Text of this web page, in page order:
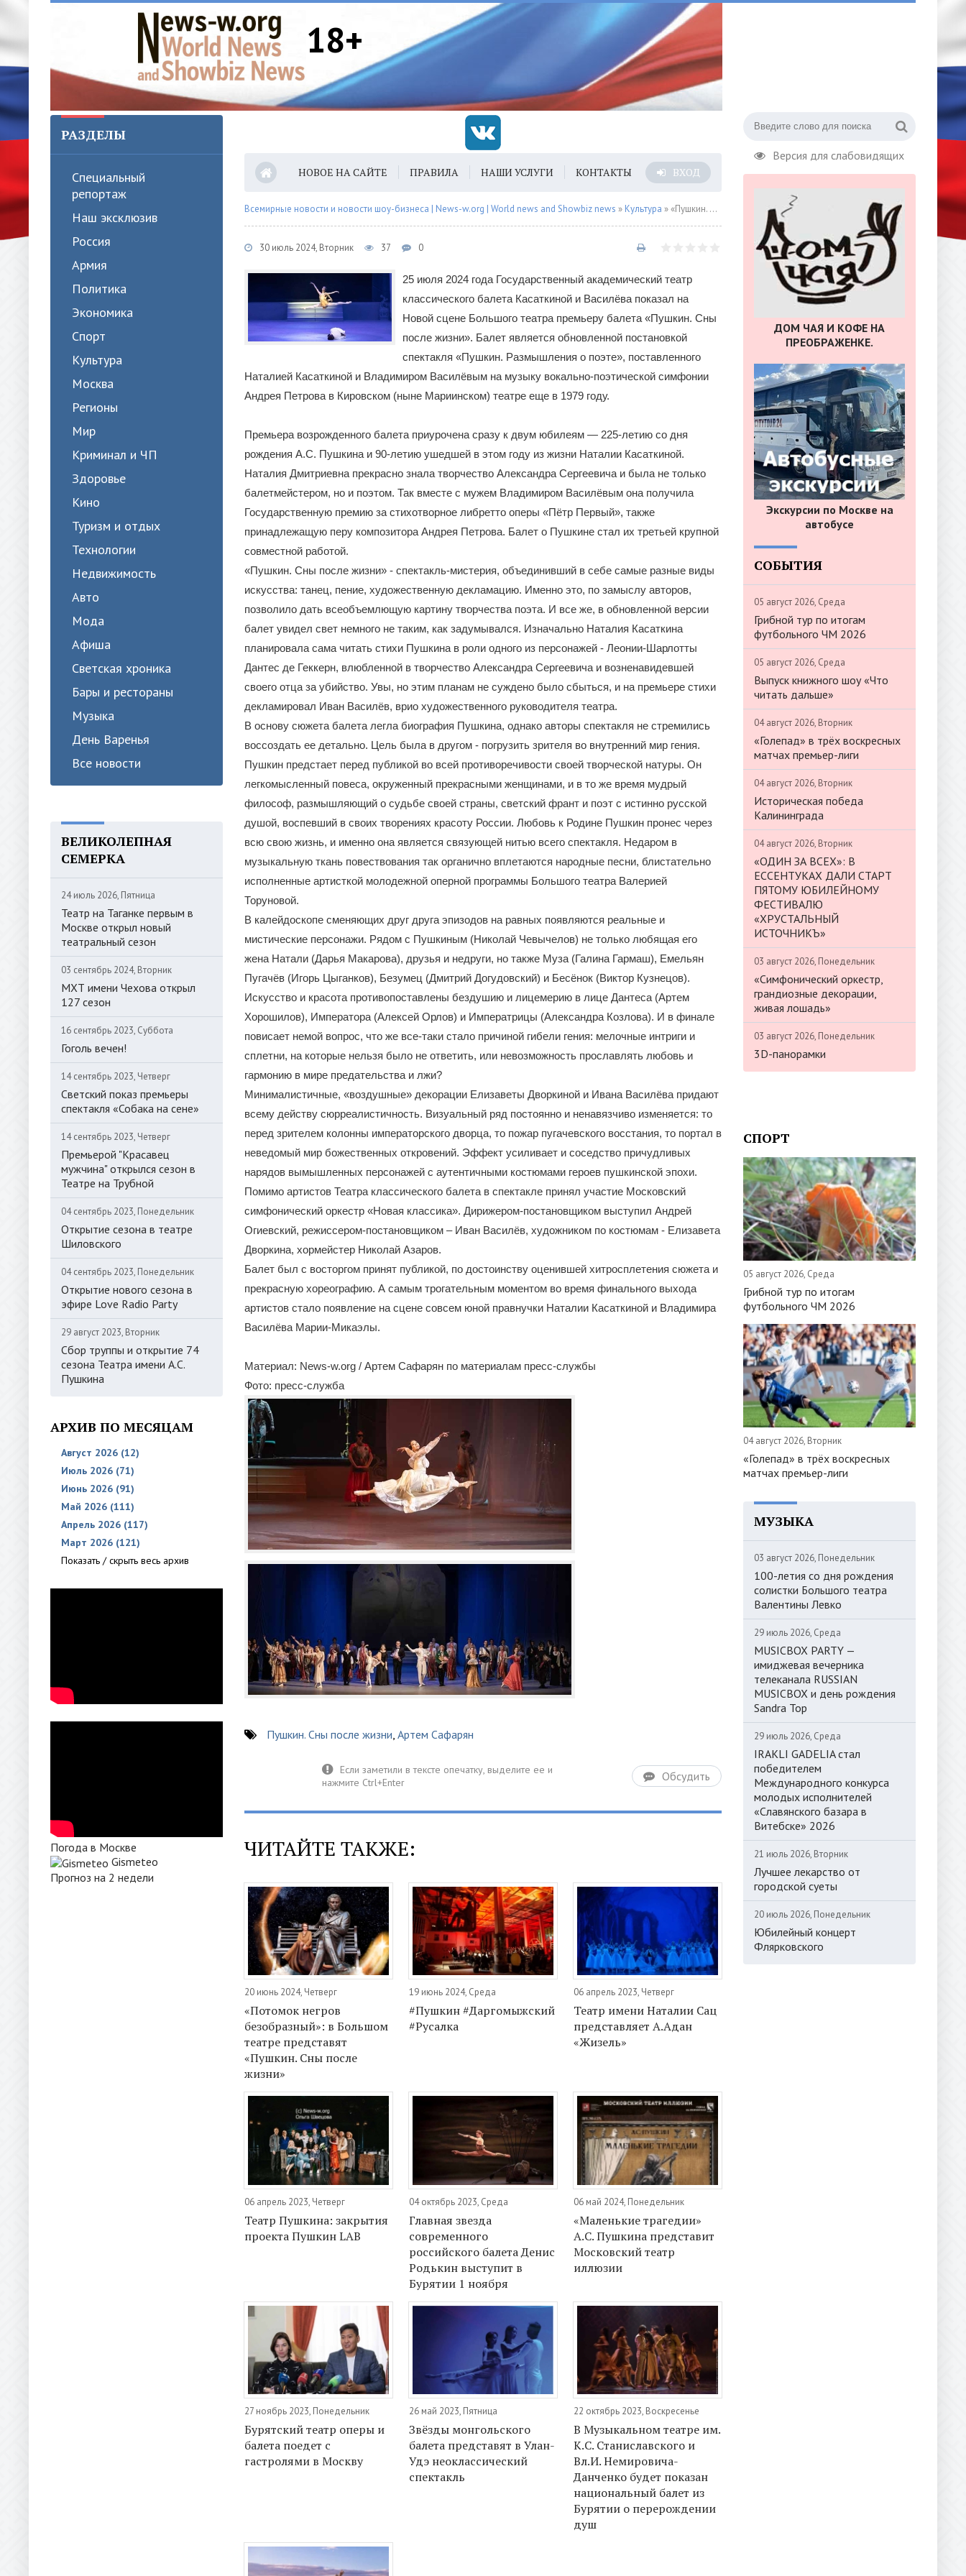
18+
Версия для слабовидящих
РАЗДЕЛЫ
Специальный
репортаж
Наш эксклюзив
Россия
Армия
Политика
Экономика
Спорт
Культура
Москва
Регионы
Мир
Криминал и ЧП
Здоровье
Кино
Туризм и отдых
Технологии
Недвижимость
Авто
Мода
Афиша
Светская хроника
Бары и рестораны
Музыка
День Варенья
Все новости
ВЕЛИКОЛЕПНАЯ
СЕМЕРКА
24 июль 2026, Пятница
Театр на Таганке первым в
Москве открыл новый
театральный сезон
03 сентябрь 2024, Вторник
МХТ имени Чехова открыл
127 сезон
16 сентябрь 2023, Суббота
Гоголь вечен!
14 сентябрь 2023, Четверг
Светский показ премьеры
спектакля «Собака на сене»
14 сентябрь 2023, Четверг
Премьерой "Красавец
мужчина" открылся сезон в
Театре на Трубной
04 сентябрь 2023, Понедельник
Открытие сезона в театре
Шиловского
04 сентябрь 2023, Понедельник
Открытие нового сезона в
эфире Love Radio Party
29 август 2023, Вторник
Сбор труппы и открытие 74
сезона Театра имени А.С.
Пушкина
АРХИВ ПО МЕСЯЦАМ
Август 2026 (12)
Июль 2026 (71)
Июнь 2026 (91)
Май 2026 (111)
Апрель 2026 (117)
Март 2026 (121)
Показать / скрыть весь архив
Погода в Москве
Gismeteo
Прогноз на 2 недели
НОВОЕ НА САЙТЕ ПРАВИЛА НАШИ УСЛУГИ КОНТАКТЫ ВХОД
Всемирные новости и новости шоу-бизнеса | News-w.org | World news and Showbiz news » Культура » «Пушкин. Сны после жизни» обрели реальность в Большом театре
30 июль 2024, Вторник 37 0
25 июля 2024 года Государственный академический театр
классического балета Касаткиной и Василёва показал на
Новой сцене Большого театра премьеру балета «Пушкин. Сны
после жизни». Балет является обновленной постановкой
спектакля «Пушкин. Размышления о поэте», поставленного
Наталией Касаткиной и Владимиром Василёвым на музыку вокально-поэтической симфонии
Андрея Петрова в Кировском (ныне Мариинском) театре еще в 1979 году.
Премьера возрожденного балета приурочена сразу к двум юбилеям — 225-летию со дня
рождения А.С. Пушкина и 90-летию ушедшей в этом году из жизни Наталии Касаткиной.
Наталия Дмитриевна прекрасно знала творчество Александра Сергеевича и была не только
балетмейстером, но и поэтом. Так вместе с мужем Владимиром Василёвым она получила
Государственную премию за стихотворное либретто оперы «Пётр Первый», также
принадлежащую перу композитора Андрея Петрова. Балет о Пушкине стал их третьей крупной
совместной работой.
«Пушкин. Сны после жизни» - спектакль-мистерия, объединивший в себе самые разные виды
искусства: танец, пение, художественную декламацию. Именно это, по замыслу авторов,
позволило дать всеобъемлющую картину творчества поэта. И все же, в обновленной версии
балет увидел свет немного не таким, как задумывался. Изначально Наталия Касаткина
планировала сама читать стихи Пушкина в роли одного из персонажей - Леонии-Шарлотты
Дантес де Геккерн, влюбленной в творчество Александра Сергеевича и возненавидевшей
своего отца за убийство. Увы, но этим планам не суждено было сбыться, и на премьере стихи
декламировал Иван Василёв, врио художественного руководителя театра.
В основу сюжета балета легла биография Пушкина, однако авторы спектакля не стремились
воссоздать ее детально. Цель была в другом - погрузить зрителя во внутренний мир гения.
Пушкин предстает перед публикой во всей противоречивости своей творческой натуры. Он
легкомысленный повеса, окруженный прекрасными женщинами, и в то же время мудрый
философ, размышляющий о судьбе своей страны, светский франт и поэт с истинно русской
душой, воспевший в своих творениях красоту России. Любовь к Родине Пушкин пронес через
всю свою жизнь, и именно она является связующей нитью всего спектакля. Недаром в
музыкальную ткань повествования так органично вплетаются народные песни, блистательно
исполненные артисткой молодежной оперной программы Большого театра Валерией
Торуновой.
В калейдоскопе сменяющих друг друга эпизодов на равных появляются реальные и
мистические персонажи. Рядом с Пушкиным (Николай Чевычелов) не только любящая его
жена Натали (Дарья Макарова), друзья и недруги, но также Муза (Галина Гармаш), Емельян
Пугачёв (Игорь Цыганков), Безумец (Дмитрий Догудовский) и Бесёнок (Виктор Кузнецов).
Искусство и красота противопоставлены бездушию и лицемерию в лице Дантеса (Артем
Хорошилов), Императора (Алексей Орлов) и Императрицы (Александра Козлова). И в финале
повисает немой вопрос, что же все-таки стало причиной гибели гения: мелочные интриги и
сплетни, на которые нельзя было не ответить, или невозможность прославлять любовь и
гармонию в мире предательства и лжи?
Минималистичные, «воздушные» декорации Елизаветы Дворкиной и Ивана Василёва придают
всему действу сюрреалистичность. Визуальный ряд постоянно и ненавязчиво изменяется: то
перед зрителем колонны императорского дворца, то пожар пугачевского восстания, то портал в
неведомый мир божественных откровений. Эффект усиливает и соседство причудливых
нарядов вымышленных персонажей с аутентичными костюмами героев пушкинской эпохи.
Помимо артистов Театра классического балета в спектакле принял участие Московский
симфонический оркестр «Новая классика». Дирижером-постановщиком выступил Андрей
Огиевский, режиссером-постановщиком – Иван Василёв, художником по костюмам - Елизавета
Дворкина, хормейстер Николай Азаров.
Балет был с восторгом принят публикой, по достоинству оценившей хитросплетения сюжета и
прекрасную хореографию. А самым трогательным моментом во время финального выхода
артистов стало появление на сцене совсем юной правнучки Наталии Касаткиной и Владимира
Василёва Марии-Микаэлы.
Материал: News-w.org / Артем Сафарян по материалам пресс-службы
Фото: пресс-служба
Пушкин. Сны после жизни, Артем Сафарян
Обсудить
ЧИТАЙТЕ ТАКЖЕ:
20 июнь 2024, Четверг
«Потомок негров
безобразный»: в Большом
театре представят
«Пушкин. Сны после
жизни»
19 июнь 2024, Среда
#Пушкин #Даргомыжский
#Русалка
06 апрель 2023, Четверг
Театр имени Наталии Сац
представляет А.Адан
«Жизель»
06 апрель 2023, Четверг
Театр Пушкина: закрытия
проекта Пушкин LAB
04 октябрь 2023, Среда
Главная звезда
современного
российского балета Денис
Родькин выступит в
Бурятии 1 ноября
06 май 2024, Понедельник
«Маленькие трагедии»
А.С. Пушкина представит
Московский театр
иллюзии
27 ноябрь 2023, Понедельник
Бурятский театр оперы и
балета поедет с
гастролями в Москву
26 май 2023, Пятница
Звёзды монгольского
балета представят в Улан-
Удэ неоклассический
спектакль
22 октябрь 2023, Воскресенье
В Музыкальном театре им.
К.С. Станиславского и
Вл.И. Немировича-
Данченко будет показан
национальный балет из
Бурятии о перерождении
душ
ДОМ ЧАЯ И КОФЕ НА
ПРЕОБРАЖЕНКЕ.
Экскурсии по Москве на
автобусе
СОБЫТИЯ
05 август 2026, Среда
Грибной тур по итогам
футбольного ЧМ 2026
05 август 2026, Среда
Выпуск книжного шоу «Что
читать дальше»
04 август 2026, Вторник
«Голепад» в трёх воскресных
матчах премьер-лиги
04 август 2026, Вторник
Историческая победа
Калининграда
04 август 2026, Вторник
«ОДИН ЗА ВСЕХ»: В
ЕССЕНТУКАХ ДАЛИ СТАРТ
ПЯТОМУ ЮБИЛЕЙНОМУ
ФЕСТИВАЛЮ
«ХРУСТАЛЬНЫЙ
ИСТОЧНИКЪ»
03 август 2026, Понедельник
«Симфонический оркестр,
грандиозные декорации,
живая лошадь»
03 август 2026, Понедельник
3D-панорамки
СПОРТ
05 август 2026, Среда
Грибной тур по итогам
футбольного ЧМ 2026
04 август 2026, Вторник
«Голепад» в трёх воскресных
матчах премьер-лиги
МУЗЫКА
03 август 2026, Понедельник
100-летия со дня рождения
солистки Большого театра
Валентины Левко
29 июль 2026, Среда
MUSICBOX PARTY —
имиджевая вечерника
телеканала RUSSIAN
MUSICBOX и день рождения
Sandra Top
29 июль 2026, Среда
IRAKLI GADELIA стал
победителем
Международного конкурса
молодых исполнителей
«Славянского базара в
Витебске» 2026
21 июль 2026, Вторник
Лучшее лекарство от
городской суеты
20 июль 2026, Понедельник
Юбилейный концерт
Флярковского